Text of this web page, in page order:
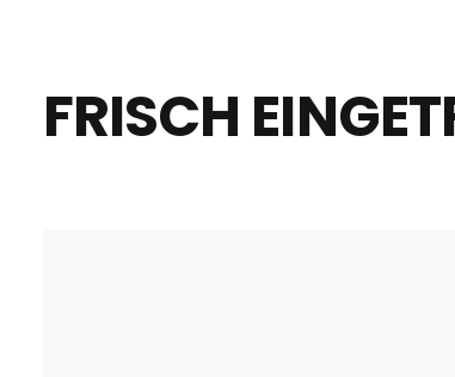
FRISCH